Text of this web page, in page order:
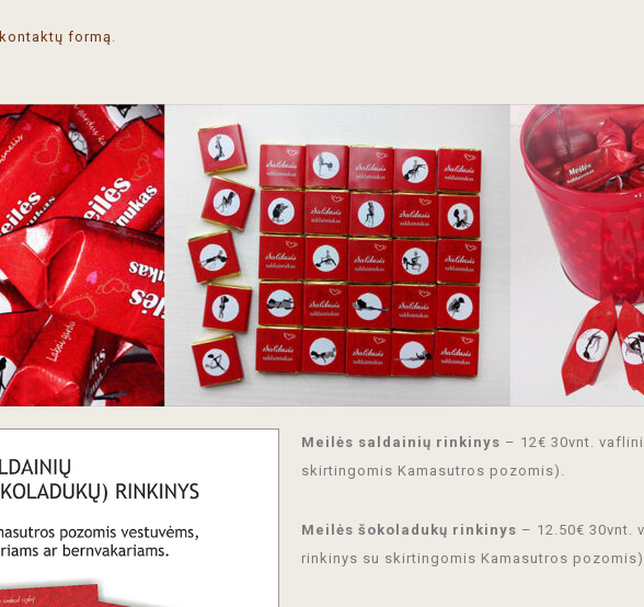
kontaktų formą.
Meilės saldainių rinkinys – 12€ 30vnt.
skirtingomis Kamasutros pozomis).
Meilės šokoladukų rinkinys – 12.50€ 30vnt.
rinkinys su skirtingomis Kamasutros